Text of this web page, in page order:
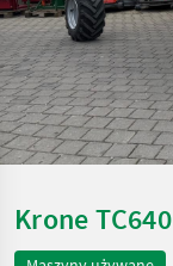
Krone TC640